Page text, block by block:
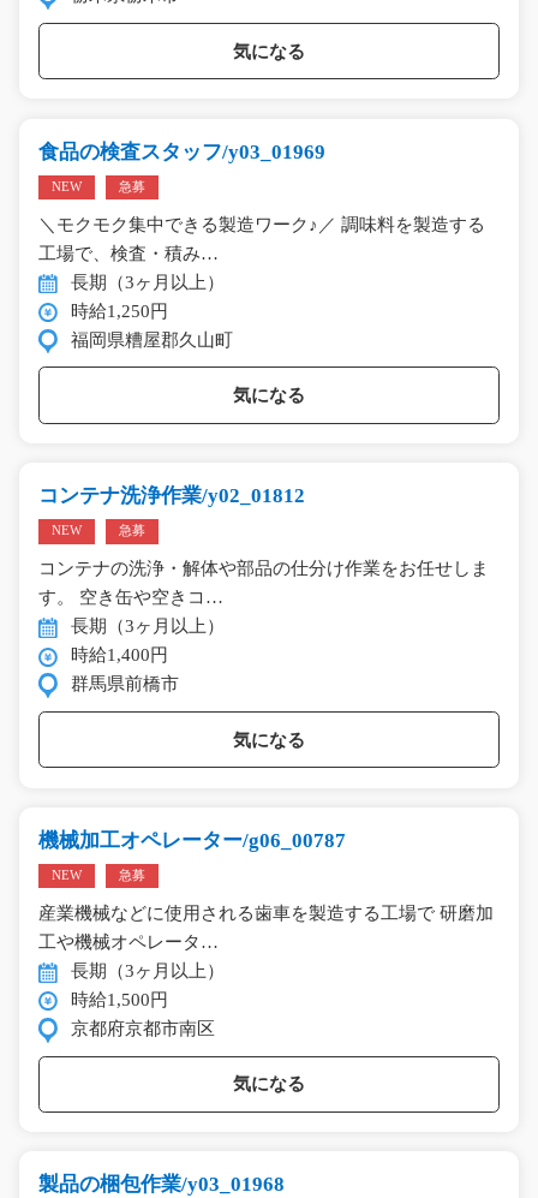
気になる
食品の検査スタッフ/y03_01969
NEW 急募
＼モクモク集中できる製造ワーク♪／ 調味料を製造する
工場で、検査・積み…
長期（3ヶ月以上）
時給1,250円
福岡県糟屋郡久山町
気になる
コンテナ洗浄作業/y02_01812
NEW 急募
コンテナの洗浄・解体や部品の仕分け作業をお任せしま
す。 空き缶や空きコ…
長期（3ヶ月以上）
時給1,400円
群馬県前橋市
気になる
機械加工オペレーター/g06_00787
NEW 急募
産業機械などに使用される歯車を製造する工場で 研磨加
工や機械オペレータ…
長期（3ヶ月以上）
時給1,500円
京都府京都市南区
気になる
製品の梱包作業/y03_01968